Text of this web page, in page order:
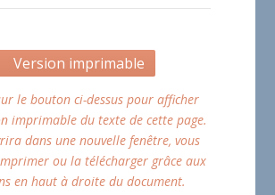
Version imprimable
le bouton ci-dessus pour afficher
imprimable du texte de cette page.
dans une nouvelle fenêtre, vous
ou la télécharger grâce aux
en haut à droite du document.